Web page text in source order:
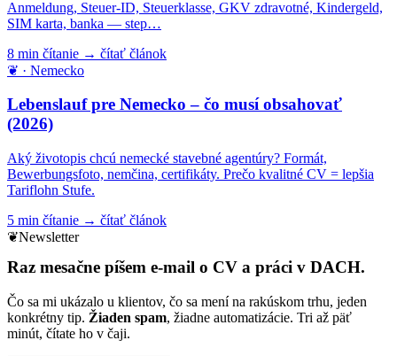
Anmeldung, Steuer-ID, Steuerklasse, GKV zdravotné, Kindergeld,
SIM karta, banka — step…
8 min čítanie → čítať článok
❦ · Nemecko
Lebenslauf pre Nemecko – čo musí obsahovať
(2026)
Aký životopis chcú nemecké stavebné agentúry? Formát,
Bewerbungsfoto, nemčina, certifikáty. Prečo kvalitné CV = lepšia
Tariflohn Stufe.
5 min čítanie → čítať článok
❦Newsletter
Raz mesačne píšem e-mail o CV a práci v DACH.
Čo sa mi ukázalo u klientov, čo sa mení na rakúskom trhu, jeden
konkrétny tip. Žiaden spam, žiadne automatizácie. Tri až päť
minút, čítate ho v čaji.